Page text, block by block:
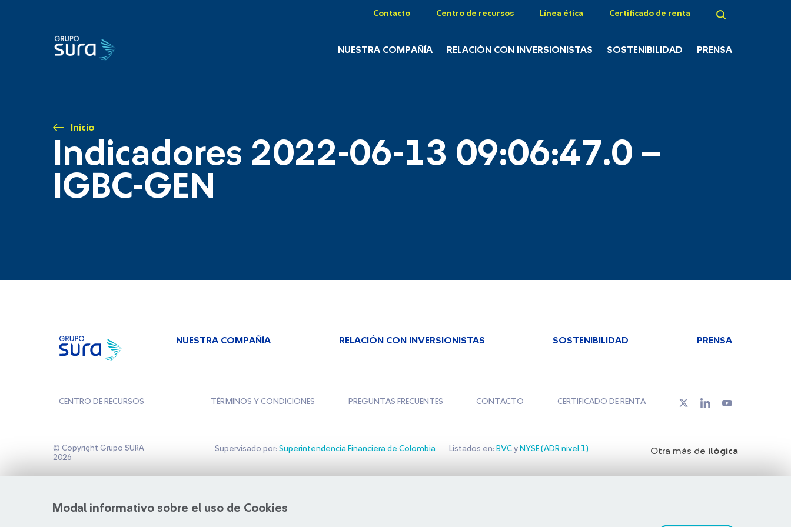
Contacto Centro de recursos Línea ética Certificado de renta
NUESTRA COMPAÑÍA RELACIÓN CON INVERSIONISTAS SOSTENIBILIDAD PRENSA
Inicio
Indicadores 2022-06-13 09:06:47.0 –
IGBC-GEN
Modal informativo sobre el uso de Cookies
NUESTRA COMPAÑÍA RELACIÓN CON INVERSIONISTAS SOSTENIBILIDAD PRENSA
CENTRO DE RECURSOS TÉRMINOS Y CONDICIONES PREGUNTAS FRECUENTES CONTACTO CERTIFICADO DE RENTA
© Copyright Grupo SURA
2026
Supervisado por: Superintendencia Financiera de Colombia Listados en: BVCy NYSE (ADR nivel 1) Otra más de ilógica